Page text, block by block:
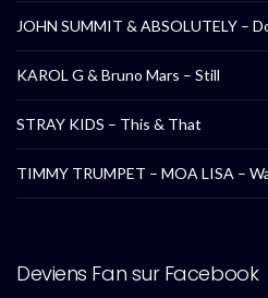
JOHN SUMMIT & ABSOLUTELY –
KAROL G & Bruno Mars – Still
STRAY KIDS – This & That
TIMMY TRUMPET – MOA LISA –
Deviens Fan sur Facebook